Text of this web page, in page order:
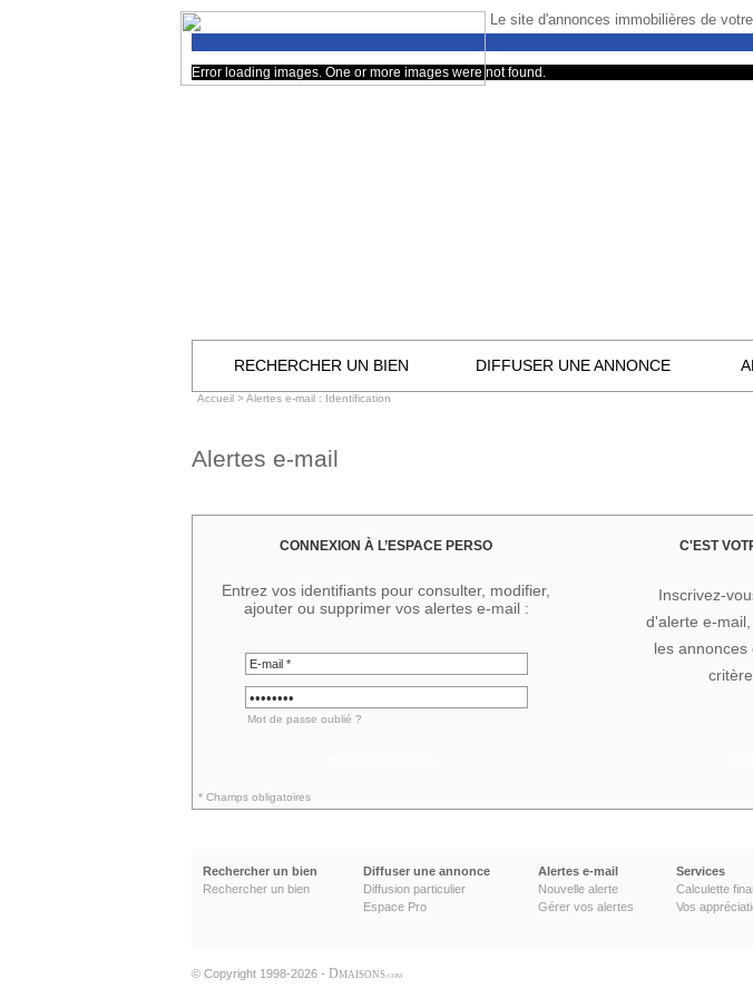
Le site d'annonces immobilières de
Error loading images. One or more images were not found.
RECHERCHER UN BIEN DIFFUSER UNE ANNONCE
Accueil > Alertes e-mail : Identification
Alertes e-mail
CONNEXION À L’ESPACE PERSO
Entrez vos identifiants pour consulter, modifier,
ajouter ou supprimer vos alertes e-mail :
Mot de passe oublié ?
* Champs obligatoires
C'EST
Inscrivez-
d'alerte e-
les
Rechercher un bien
Rechercher un bien
Diffuser une annonce
Diffusion particulier
Espace Pro
Alertes e-mail
Nouvelle alerte
Gérer vos alertes
Services
Calculette
Vos
© Copyright 1998-2026 - DMAISONS .COM